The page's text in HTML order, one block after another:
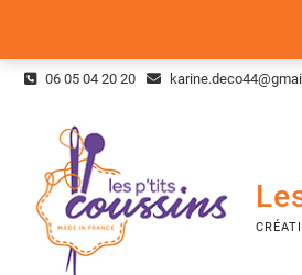
Skip
06 05 04 20 20